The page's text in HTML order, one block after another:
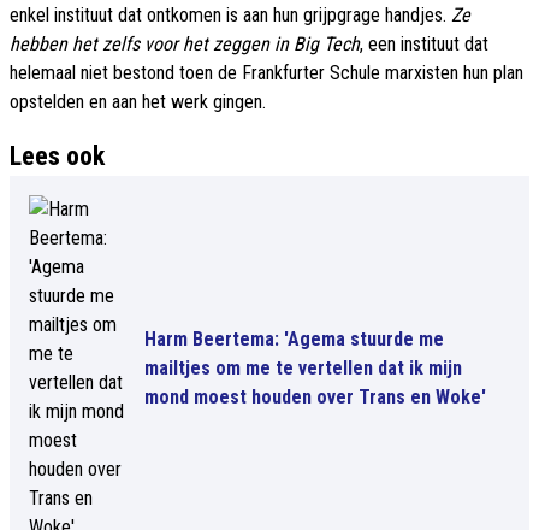
enkel instituut dat ontkomen is aan hun grijpgrage handjes. Ze
hebben het zelfs voor het zeggen in Big Tech, een instituut dat
helemaal niet bestond toen de Frankfurter Schule marxisten hun plan
opstelden en aan het werk gingen.
Lees ook
Harm Beertema: 'Agema stuurde me
mailtjes om me te vertellen dat ik mijn
mond moest houden over Trans en Woke'